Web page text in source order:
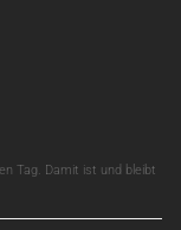
Tag. Damit ist und bleibt